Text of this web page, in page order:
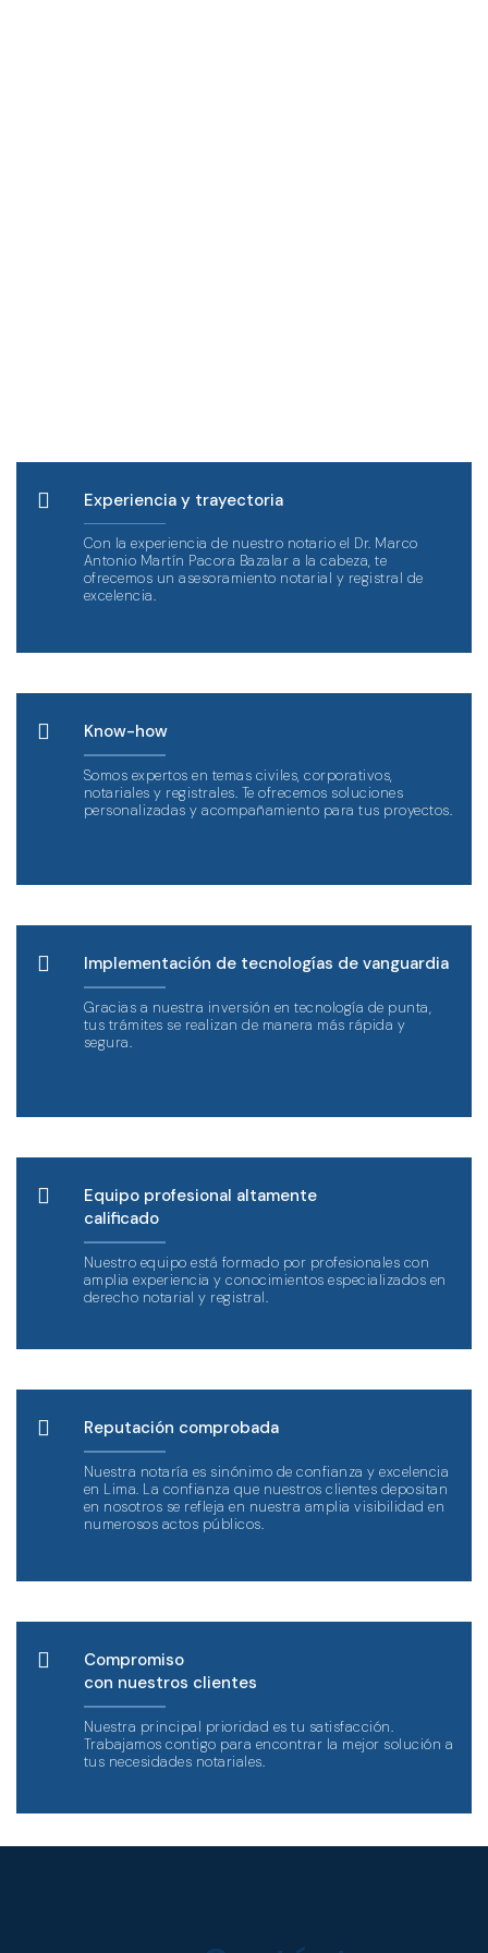
Experiencia y trayectoria
Con la experiencia de nuestro notario el Dr. Marco
Antonio Martín Pacora Bazalar a la cabeza, te
ofrecemos un asesoramiento notarial y registral de
excelencia.
Know-how
Somos expertos en temas civiles, corporativos,
notariales y registrales. Te ofrecemos soluciones
personalizadas y acompañamiento para tus proyectos.
Implementación de tecnologías de vanguardia
Gracias a nuestra inversión en tecnología de punta,
tus trámites se realizan de manera más rápida y
segura.
Equipo profesional altamente
calificado
Nuestro equipo está formado por profesionales con
amplia experiencia y conocimientos especializados en
derecho notarial y registral.
Reputación comprobada
Nuestra notaría es sinónimo de confianza y excelencia
en Lima. La confianza que nuestros clientes depositan
en nosotros se refleja en nuestra amplia visibilidad en
numerosos actos públicos.
Compromiso
con nuestros clientes
Nuestra principal prioridad es tu satisfacción.
Trabajamos contigo para encontrar la mejor solución a
tus necesidades notariales.